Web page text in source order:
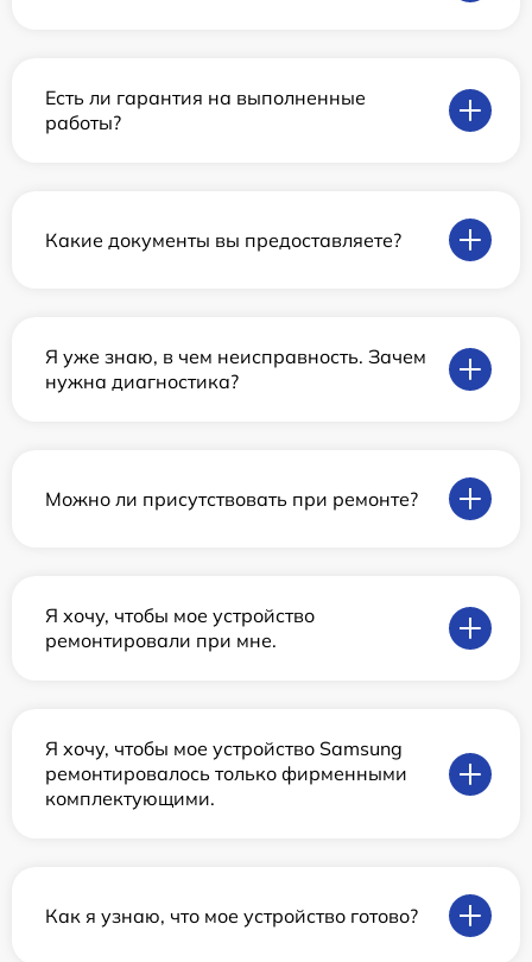
Есть ли гарантия на выполненные
работы?
Какие документы вы предоставляете?
Я уже знаю, в чем неисправность. Зачем
нужна диагностика?
Можно ли присутствовать при ремонте?
Я хочу, чтобы мое устройство
ремонтировали при мне.
Я хочу, чтобы мое устройство Samsung
ремонтировалось только фирменными
комплектующими.
Как я узнаю, что мое устройство готово?